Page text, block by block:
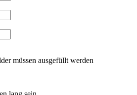
müssen ausgefüllt werden